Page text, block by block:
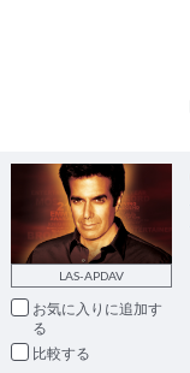
LAS-APDAV
お気に入りに追加
比較